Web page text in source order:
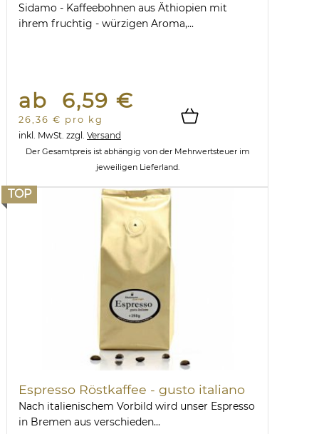
Sidamo - Kaffeebohnen aus Äthiopien mit
ihrem fruchtig - würzigen Aroma,...
ab 6,59 €
26,36 € pro kg
inkl. MwSt. zzgl. Versand
Der Gesamtpreis ist abhängig von der Mehrwertsteuer im
jeweiligen Lieferland.
TOP
Espresso Röstkaffee - gusto italiano
Nach italienischem Vorbild wird unser Espresso
in Bremen aus verschieden...